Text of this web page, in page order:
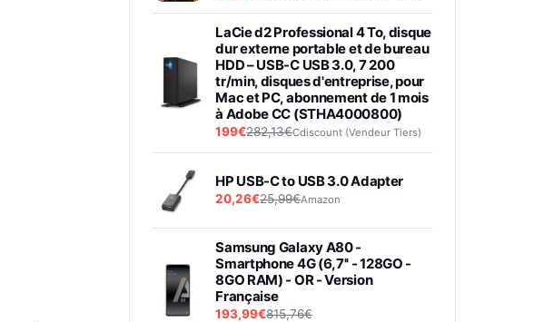
LaCie d2 Professional 4 To, disque
dur externe portable et de bureau
HDD – USB-C USB 3.0, 7 200
tr/min, disques d'entreprise, pour
Mac et PC, abonnement de 1 mois
à Adobe CC (STHA4000800)
199€282,13€Cdiscount (Vendeur Tiers)
HP USB-C to USB 3.0 Adapter
20,26€25,99€Amazon
Samsung Galaxy A80 -
Smartphone 4G (6,7'' - 128GO -
8GO RAM) - OR - Version
Française
193,99€815,76€